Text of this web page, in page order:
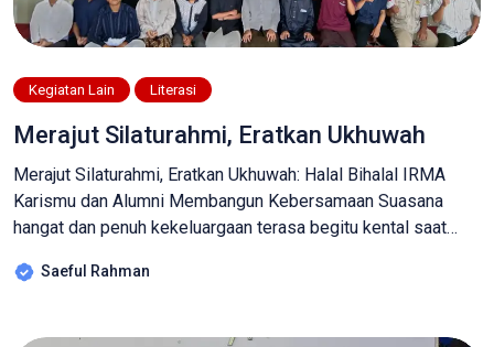
Kegiatan Lain Literasi
Merajut Silaturahmi, Eratkan Ukhuwah
Merajut Silaturahmi, Eratkan Ukhuwah: Halal Bihalal IRMA
Karismu dan Alumni Membangun Kebersamaan Suasana
hangat dan penuh kekeluargaan terasa begitu kental saat
bihalal yang istimewa. Bukan hanya dihadiri oleh anggota
telah lama menjadi bagian dari perjalanan panjang organisasi
Saeful Rahman